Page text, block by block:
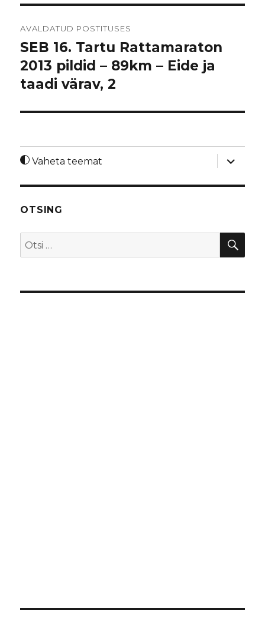
AVALDATUD POSTITUSES
SEB 16. Tartu Rattamaraton
2013 pildid – 89km – Eide ja
taadi värav, 2
Vaheta teemat
laienda
OTSING
Otsi: